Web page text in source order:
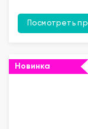
Посмотреть
Новинка